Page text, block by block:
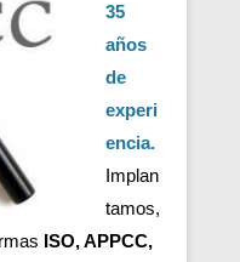
35
años
de
experi
encia.
Implan
tamos,
ISO, APPCC,